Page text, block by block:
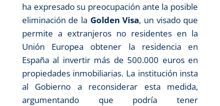
ha expresado su preocupación ante la posible
eliminación de la Golden Visa, un visado que
permite a extranjeros no residentes en la
Unión Europea obtener la residencia en
España al invertir más de 500.000 euros en
propiedades inmobiliarias. La institución insta
al Gobierno a reconsiderar esta medida,
argumentando que podría tener